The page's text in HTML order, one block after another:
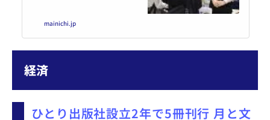
年5月に開催された「文学フリマ
東京40」で、通算100回目を迎え
た。運営する一般社団法人文学フ
数は2746店・3191ブース、来場
mainichi.jp
経済
ひとり出版社設立2年で5冊刊行 月と文